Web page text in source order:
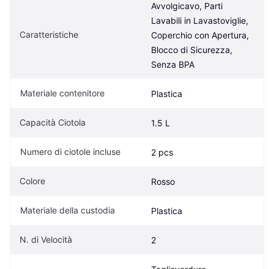
Caratteristiche
Avvolgicavo, Parti
Lavabili in Lavastoviglie,
Coperchio con Apertura,
Blocco di Sicurezza,
Senza BPA
Materiale contenitore Plastica
Capacità Ciotola 1.5 L
Numero di ciotole incluse 2 pcs
Colore Rosso
Materiale della custodia Plastica
N. di Velocità 2